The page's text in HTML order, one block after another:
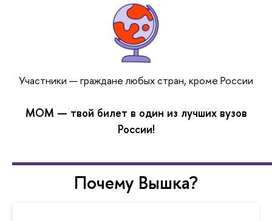
Участники — граждане любых стран, кроме России
МОМ — твой билет в один из лучших вузов
России!
Почему Вышка?